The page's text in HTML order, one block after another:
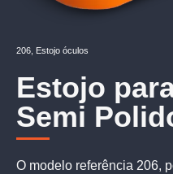
206 Estojo óculos
Estojo
Semi
O modelo referência 206,